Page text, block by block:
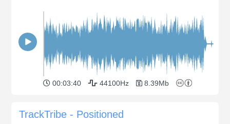
00:03:40 44100Hz 8.39Mb
TrackTribe - Positioned